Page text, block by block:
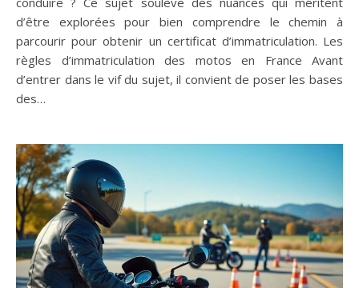
d’être explorées pour bien comprendre le chemin à
parcourir pour obtenir un certificat d’immatriculation. Les
règles d’immatriculation des motos en France Avant
d’entrer dans le vif du sujet, il convient de poser les bases
des…